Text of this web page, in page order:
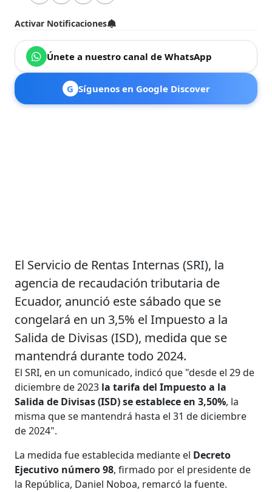
Activar Notificaciones
Únete a nuestro canal de WhatsApp
G Síguenos en Google Discover
El Servicio de Rentas Internas (SRI), la
agencia de recaudación tributaria de
Ecuador, anunció este sábado que se
congelará en un 3,5% el Impuesto a la
Salida de Divisas (ISD), medida que se
mantendrá durante todo 2024.
El SRI, en un comunicado, indicó que "desde el 29 de
diciembre de 2023 la tarifa del Impuesto a la
Salida de Divisas (ISD) se establece en 3,50%, la
misma que se mantendrá hasta el 31 de diciembre
de 2024".
La medida fue establecida mediante el Decreto
Ejecutivo número 98, firmado por el presidente de
la República, Daniel Noboa, remarcó la fuente.